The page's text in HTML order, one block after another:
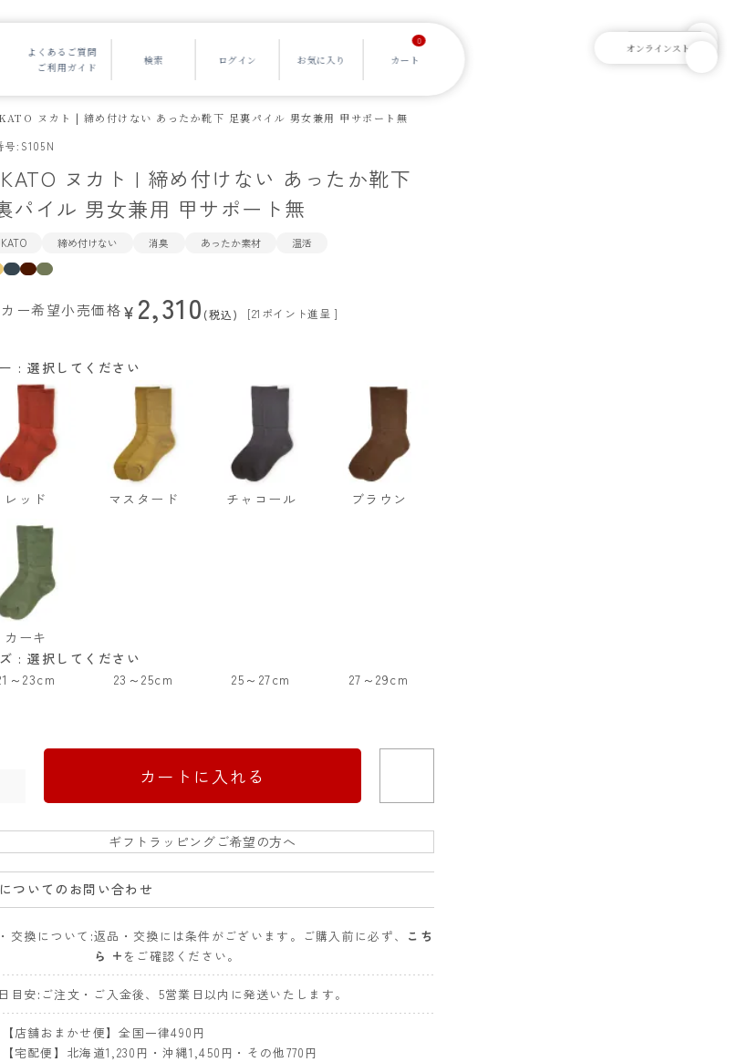
よくあるご質問
ご利用ガイド
0
ヌカト | 締め付けない あったか靴下 足裏パイル 男女兼用 甲サポート無
号 S105N
ヌカト | 締め付けない あったか靴下
パイル 男女兼用 甲サポート無
締め付けない 消臭 あったか素材 温活
ー希望小売価格¥ 2,310 税込 [21 ポイント進呈 ]
選択してください
～23cm
23～25cm 25～27cm 27～29cm
選択してください
レッド マスタード チャコール ブラウン
カーキ
カートに入れる
ギフトラッピングご希望の方へ
ついてのお問い合わせ
交換について 返品・交換には条件がございます。ご購入前に必ず、 こち
ら + をご確認ください。
目安 ご注文・ご入金後、5営業日以内に発送いたします。
【店舗おまかせ便】全国一律490円
【宅配便】北海道1,230円・沖縄1,450円・その他770円